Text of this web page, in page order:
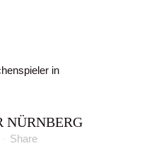
NÜRNBERG
Share